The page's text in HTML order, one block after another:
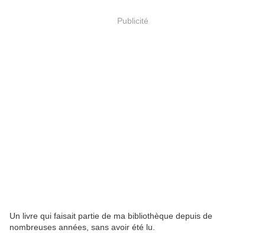
Publicité
Un livre qui faisait partie de ma bibliothèque depuis de
nombreuses années, sans avoir été lu.